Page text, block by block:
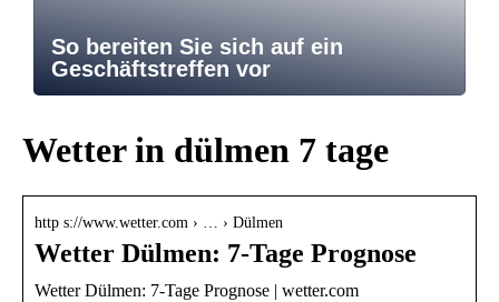
So bereiten Sie sich auf ein
Geschäftstreffen vor
Wetter in dülmen 7 tage
http s://www.wetter.com › … › Dülmen
Wetter Dülmen: 7-Tage Prognose
Wetter Dülmen: 7-Tage Prognose | wetter.com